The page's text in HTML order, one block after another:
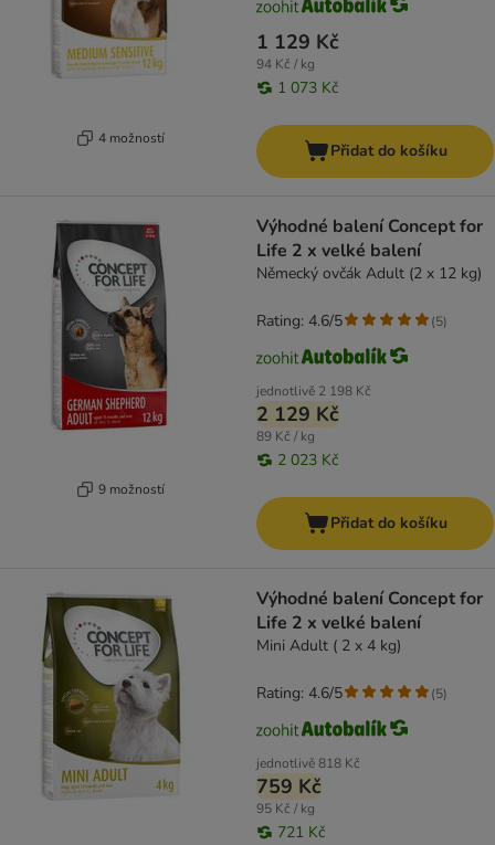
4 možností
1 129 Kč
94 Kč / kg
1 073 Kč
Přidat do košíku
9 možností
Výhodné balení Concept for
Life 2 x velké balení
Německý ovčák Adult (2 x 12 kg)
jednotlivě 2 198 Kč
2 129 Kč
89 Kč / kg
2 023 Kč
Rating: 4.6/5 (5)
Přidat do košíku
Výhodné balení Concept for
Life 2 x velké balení
Mini Adult ( 2 x 4 kg)
jednotlivě818 Kč
759 Kč
95 Kč / kg
721 Kč
Rating: 4.6/5 (5)